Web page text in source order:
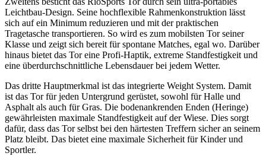
Leichtbau-Design. Seine hochflexible Rahmenkonstruktion lässt
sich auf ein Minimum reduzieren und mit der praktischen
Tragetasche transportieren. So wird es zum mobilsten Tor seiner
Klasse und zeigt sich bereit für spontane Matches, egal wo. Darüber
hinaus bietet das Tor eine Profi-Haptik, extreme Standfestigkeit und
eine überdurchschnittliche Lebensdauer bei jedem Wetter.
Das dritte Hauptmerkmal ist das integrierte Weight System. Damit
ist das Tor für jeden Untergrund gerüstet, sowohl für Halle und
Asphalt als auch für Gras. Die bodenankrenden Enden (Heringe)
gewährleisten maximale Standfestigkeit auf der Wiese. Dies sorgt
dafür, dass das Tor selbst bei den härtesten Treffern sicher an seinem
Platz bleibt. Das bietet eine maximale Sicherheit für Kinder und
Sportler.